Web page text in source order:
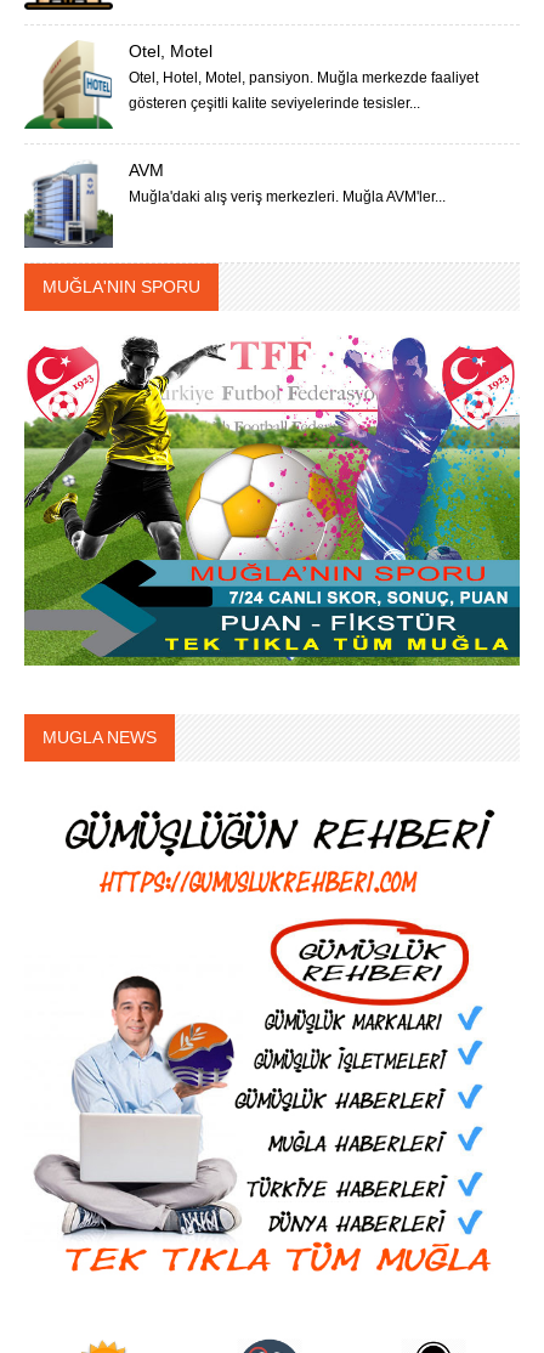
Otel, Motel
Otel, Hotel, Motel, pansiyon. Muğla merkezde faaliyet
gösteren çeşitli kalite seviyelerinde tesisler...
AVM
Muğla'daki alış veriş merkezleri. Muğla AVM'ler...
MUĞLA'NIN SPORU
MUGLA NEWS